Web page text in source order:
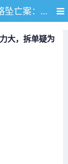
风暴眼 | 西安赛格坠亡案：员工称销售压力大，拆单疑为潜规则
大，拆单疑为